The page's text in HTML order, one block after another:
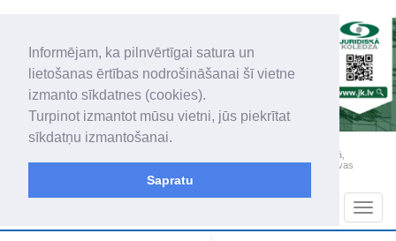
Informējam, ka pilnvērtīgai satura un
lietošanas ērtības nodrošināšanai šī vietne
izmanto sīkdatnes (cookies).
Turpinot izmantot mūsu vietni, jūs piekrītat
sīkdatņu izmantošanai.
Sapratu
„Latgales Laiks” iznāk latviešu un krievu valodās visā Dienvidlatgalē un Sēlijā,
„Latgales Laiks” latviešu valodā aptver Daugavpils valstspilsētu, Augšdaugavas
novadu un apkārtējos novadus un pilsētas.